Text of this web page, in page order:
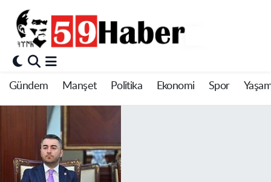
Gündem Manşet Politika Ekonomi Spor